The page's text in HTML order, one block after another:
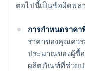
ต่อไปนี้เป็นข้อผิดพล
การกำหนดราค
ราคาของคุณคว
ประมาณของผู้ซื้อ
ผลิตภัณฑ์ที่ช่วยป